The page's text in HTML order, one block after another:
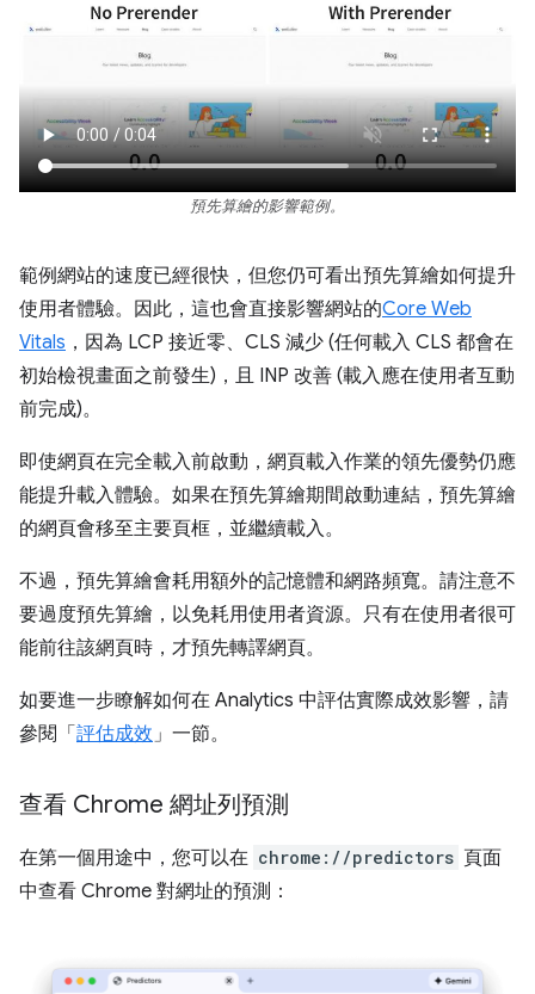
預先算繪的影響範例。
範例網站的速度已經很快，但您仍可看出預先算繪如何提升
使用者體驗。因此，這也會直接影響網站的Core Web
Vitals ，因為 LCP 接近零、CLS 減少 (任何載入 CLS 都會在
初始檢視畫面之前發生)，且 INP 改善 (載入應在使用者互動
前完成)。
即使網頁在完全載入前啟動，網頁載入作業的領先優勢仍應
能提升載入體驗。如果在預先算繪期間啟動連結，預先算繪
的網頁會移至主要頁框，並繼續載入。
不過，預先算繪會耗用額外的記憶體和網路頻寬。請注意不
要過度預先算繪，以免耗用使用者資源。只有在使用者很可
能前往該網頁時，才預先轉譯網頁。
如要進一步瞭解如何在 Analytics 中評估實際成效影響，請
參閱「 評估成效」一節。
查看 Chrome 網址列預測
在第一個用途中，您可以在 chrome://predictors 頁面
中查看 Chrome 對網址的預測：